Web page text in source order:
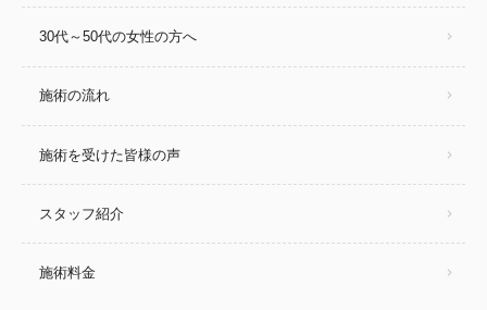
30代～50代の女性の方へ
施術の流れ
施術を受けた皆様の声
スタッフ紹介
施術料金